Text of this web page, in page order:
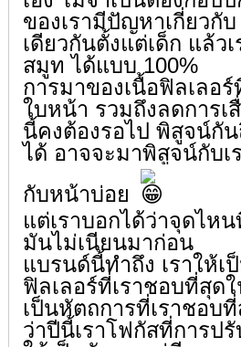
ของเรามีปัญหาเกี่ยวกั
เดียวกันตั้งแต่เด็ก แล้
สมูท ได้แบบ 100%
การมาของเนื้อฟิลเลอ
ใบหน้า รวมถึงลดการเ
นี้คงต้องรอไป พิสูจน์กัน
ได้ อาจจะมาพิสูจน์กับเ
กับหน้าบ่อย
แต่เราบอกได้ว่าจุดไห
มันไม่เนียนมาก่อน
แบรนด์นี้ทำถึง เราให้เ
ฟิลเลอร์ที่เราชอบที่สุด
เป็นหัตถการที่เราชอบ
ว่าปีนี้เราโฟกัสที่การป